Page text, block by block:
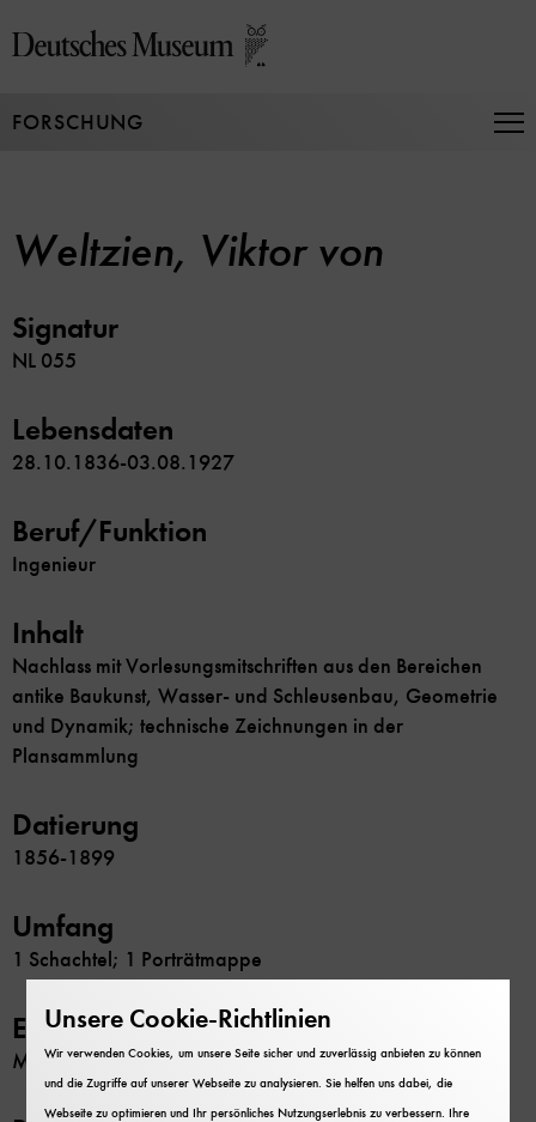
zum
FORSCHUNG
Weltzien, Viktor von
Signatur
NL 055
Lebensdaten
28.10.1836-03.08.1927
Beruf/Funktion
Ingenieur
Inhalt
Nachlass mit Vorlesungsmitschriften aus den Bereichen
antike Baukunst, Wasser- und Schleusenbau, Geometrie
und Dynamik; technische Zeichnungen in der
Plansammlung
Datierung
1856-1899
Umfang
1 Schachtel; 1 Porträtmappe
Erschließung
Maschinenschriftliches Verzeichnis
Unsere Cookie-Richtlinien
Wir verwenden Cookies, um unsere Seite sicher und zuverlässig anbieten zu können
und die Zugriffe auf unserer Webseite zu analysieren. Sie helfen uns dabei, die
Webseite zu optimieren und Ihr persönliches Nutzungserlebnis zu verbessern. Ihre